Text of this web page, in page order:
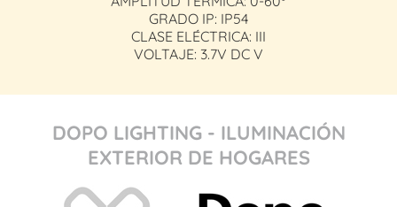
GRADO IP: IP54
CLASE ELÉCTRICA: III
VOLTAJE: 3.7V DC V
DOPO LIGHTING - ILUMINACIÓN
EXTERIOR DE HOGARES